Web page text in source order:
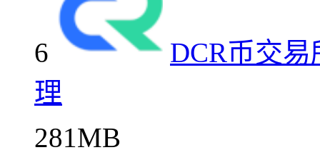
6
DCR币交
理
281MB